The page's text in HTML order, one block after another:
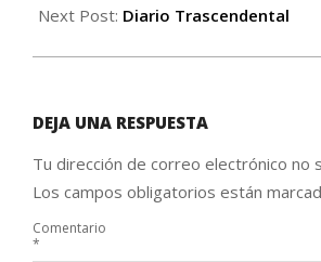
Next Post: Diario Trascendental
DEJA UNA RESPUESTA
Tu dirección de correo electrónico no
Los campos obligatorios están
Comentario
*